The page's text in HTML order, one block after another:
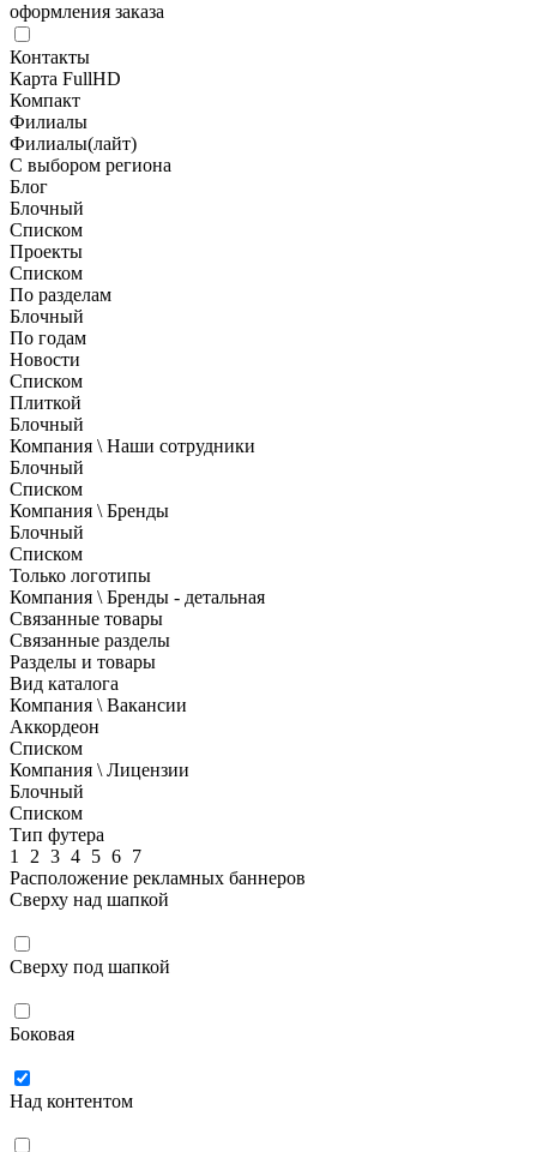
оформления заказа
Контакты
Карта FullHD
Компакт
Филиалы
Филиалы(лайт)
С выбором региона
Блог
Блочный
Списком
Проекты
Списком
По разделам
Блочный
По годам
Новости
Списком
Плиткой
Блочный
Компания \ Наши сотрудники
Блочный
Списком
Компания \ Бренды
Блочный
Списком
Только логотипы
Компания \ Бренды - детальная
Связанные товары
Связанные разделы
Разделы и товары
Вид каталога
Компания \ Вакансии
Аккордеон
Списком
Компания \ Лицензии
Блочный
Списком
Тип футера
1
2 3 4 5 6 7
Расположение рекламных баннеров
Сверху над шапкой
Сверху под шапкой
Боковая
Над контентом